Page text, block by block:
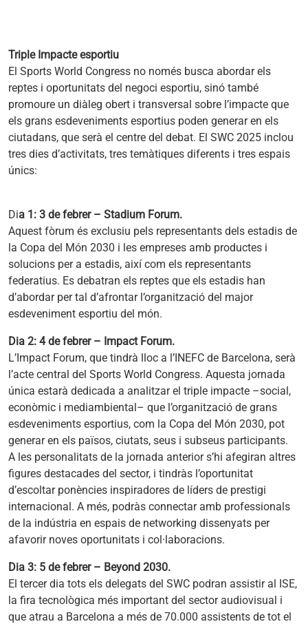
Triple Impacte esportiu
El Sports World Congress no només busca abordar els
reptes i oportunitats del negoci esportiu, sinó també
promoure un diàleg obert i transversal sobre l’impacte que
els grans esdeveniments esportius poden generar en els
ciutadans, que serà el centre del debat. El SWC 2025 inclou
tres dies d’activitats, tres temàtiques diferents i tres espais
únics:
Dia 1: 3 de febrer – Stadium Forum.
Aquest fòrum és exclusiu pels representants dels estadis de
la Copa del Món 2030 i les empreses amb productes i
solucions per a estadis, així com els representants
federatius. Es debatran els reptes que els estadis han
d’abordar per tal d’afrontar l’organització del major
esdeveniment esportiu del món.
Dia 2: 4 de febrer – Impact Forum.
L’Impact Forum, que tindrà lloc a l’INEFC de Barcelona, serà
l’acte central del Sports World Congress. Aquesta jornada
única estarà dedicada a analitzar el triple impacte –social,
econòmic i mediambiental– que l’organització de grans
esdeveniments esportius, com la Copa del Món 2030, pot
generar en els països, ciutats, seus i subseus participants.
A les personalitats de la jornada anterior s’hi afegiran altres
figures destacades del sector, i tindràs l’oportunitat
d’escoltar ponències inspiradores de líders de prestigi
internacional. A més, podràs connectar amb professionals
de la indústria en espais de networking dissenyats per
afavorir noves oportunitats i col·laboracions.
Dia 3: 5 de febrer – Beyond 2030.
El tercer dia tots els delegats del SWC podran assistir al ISE,
la fira tecnològica més important del sector audiovisual i
que atrau a Barcelona a més de 70.000 assistents de tot el